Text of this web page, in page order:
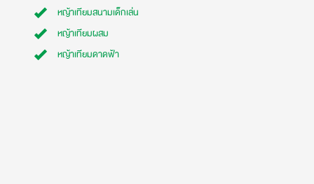
หญ้าเทียมสนามเด็กเล่น
หญ้าเทียมผสม
หญ้าเทียมดาดฟ้า